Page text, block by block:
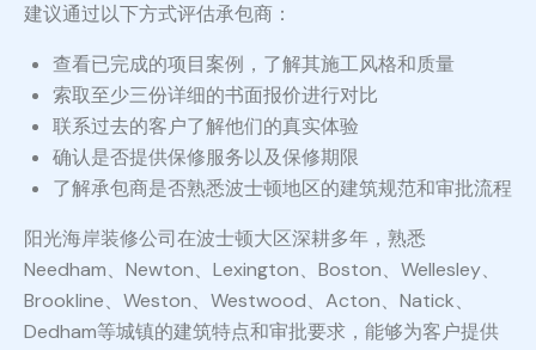
建议通过以下方式评估承包商：
查看已完成的项目案例，了解其施工风格和质量
索取至少三份详细的书面报价进行对比
联系过去的客户了解他们的真实体验
确认是否提供保修服务以及保修期限
了解承包商是否熟悉波士顿地区的建筑规范和审批流程
阳光海岸装修公司在波士顿大区深耕多年，熟悉
Needham、Newton、Lexington、Boston、Wellesley、
Brookline、Weston、Westwood、Acton、Natick、
Dedham等城镇的建筑特点和审批要求，能够为客户提供